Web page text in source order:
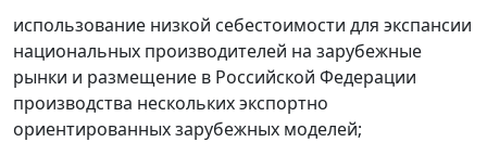
использование низкой себестоимости для экспансии
национальных производителей на зарубежные
рынки и размещение в Российской Федерации
производства нескольких экспортно
ориентированных зарубежных моделей;